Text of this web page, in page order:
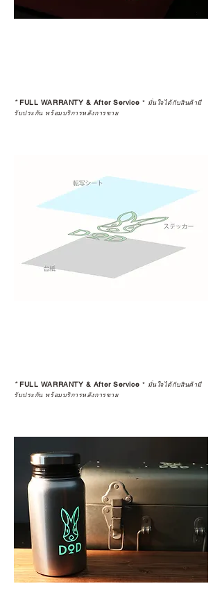
*FULL WARRANTY & After Service * มั่นใจได้กับสินค้ามี
รับประกัน พร้อมบริการหลังการขาย
*FULL WARRANTY & After Service * มั่นใจได้กับสินค้ามี
รับประกัน พร้อมบริการหลังการขาย